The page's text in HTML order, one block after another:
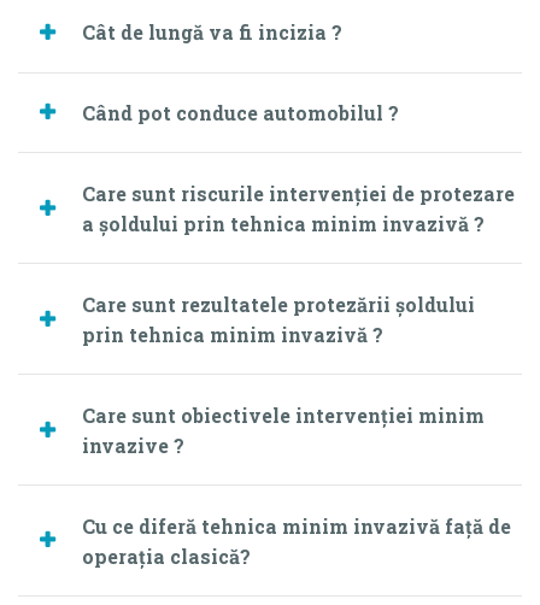
Cât de lungă va fi incizia ?
Când pot conduce automobilul ?
Care sunt riscurile intervenţiei de protezare
a şoldului prin tehnica minim invazivă ?
Care sunt rezultatele protezării şoldului
prin tehnica minim invazivă ?
Care sunt obiectivele intervenţiei minim
invazive ?
Cu ce diferă tehnica minim invazivă faţă de
operaţia clasică?